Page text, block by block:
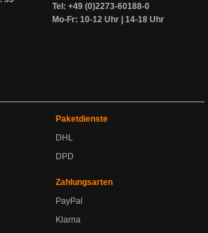
Tel: +49 (0)2273-60188-0
Mo-Fr: 10-12 Uhr | 14-18 Uhr
Paketdienste
DHL
DPD
Zahlungsarten
PayPal
Klarna